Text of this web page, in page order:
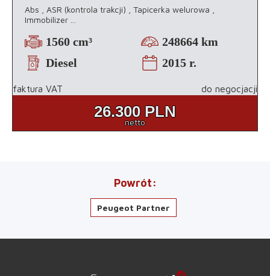
Abs , ASR (kontrola trakcji) , Tapicerka welurowa ,
Immobilizer
1560 cm³
248664 km
Diesel
2015 r.
faktura VAT do negocjacji
26.300 PLN
netto
Powrót
Peugeot Partner